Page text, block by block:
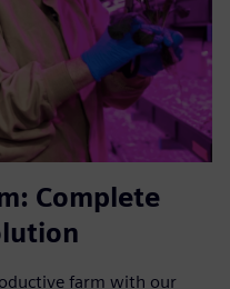
Complete
farm with our